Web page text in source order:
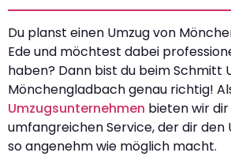
Du planst einen Umzug von
Ede und möchtest dabei
haben? Dann bist du beim Schmitt
Mönchengladbach genau richtig!
Umzugsunternehmen bieten wir
umfangreichen Service, der dir den
so angenehm wie möglich macht.